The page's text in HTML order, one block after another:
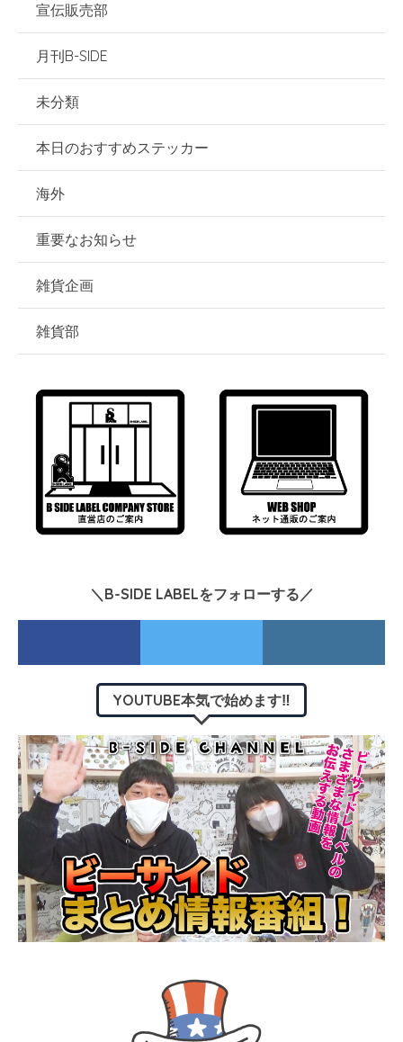
宣伝販売部
月刊B-SIDE
未分類
本日のおすすめステッカー
海外
重要なお知らせ
雑貨企画
雑貨部
＼B-SIDE LABELをフォローする／
YOUTUBE本気で始めます‼︎